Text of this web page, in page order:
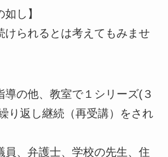
如し】
けられるとは考えてもみませ
導の他、教室で１シリーズ(３
り返し継続（再受講）をされ
員、弁護士、学校の先生、住